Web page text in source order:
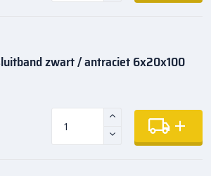
zwart / antraciet 6x20x100